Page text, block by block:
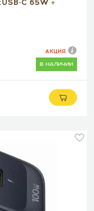
C 65W +
в наличии
АКЦИЯ